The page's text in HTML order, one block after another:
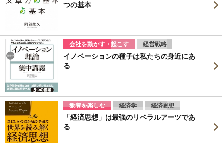
つの基本
会社を動かす・起こす 経営戦略
イノベーションの種子は私たちの身近にあ
る
教養を楽しむ 経済学 経済思想
「経済思想」は最強のリベラルアーツであ
る